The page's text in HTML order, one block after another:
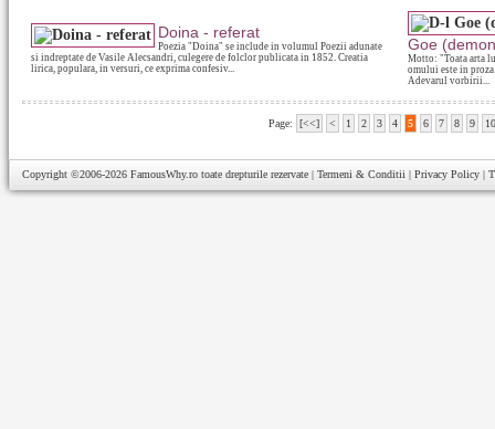
Doina - referat
Poezia "Doina" se include in volumul Poezii adunate
si indreptate de Vasile Alecsandri, culegere de folclor publicata in 1852. Creatia
lirica, populara, in versuri, ce exprima confesiv...
Goe
Motto: "Toata arta
omului este in
Adevarul vorbirii...
Page: [<<] < 1 2 3 4 5 6 7 8 9 10
Copyright ©2006-2026 FamousWhy.ro toate drepturile rezervate | Termeni & Conditii | Privacy Policy |